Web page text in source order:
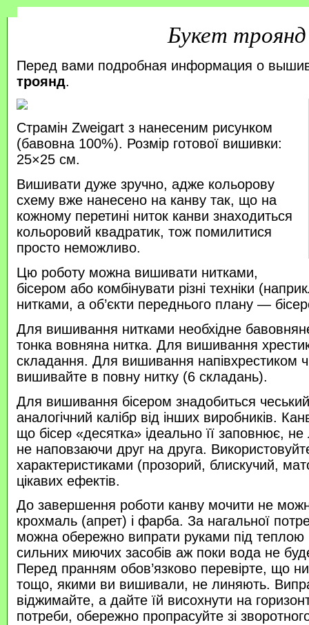
Букет троянд
Перед вами подробная информация о
троянд.
Страмін Zweigart з нанесеним рисунком
(бавовна 100%). Розмір готової вишивки:
25×25 см.
Вишивати дуже зручно, адже кольорову
схему вже нанесено на канву так, що на
кожному перетині ниток канви знаходиться
кольоровий квадратик, тож помилитися
просто неможливо.
Цю роботу можна вишивати нитками,
бісером або комбінувати різні техніки
нитками, а об’єкти переднього плану —
Для вишивання нитками необхідне
тонка вовняна нитка. Для вишивання
складання. Для вишивання напівхрестиком
вишивайте в повну нитку (6 складань).
Для вишивання бісером знадобиться
аналогічний калібр від інших виробників.
що бісер «десятка» ідеально її заповнює,
не наповзаючи друг на друга.
характеристиками (прозорий, блискучий,
цікавих ефектів.
До завершення роботи канву мочити не
крохмаль (апрет) і фарба. За нагальної
можна обережно випрати руками під
сильних миючих засобів аж поки вода не
Перед пранням обов’язково перевірте, що
тощо, якими ви вишивали, не линяють.
віджимайте, а дайте їй висохнути на
потреби, обережно пропрасуйте зі